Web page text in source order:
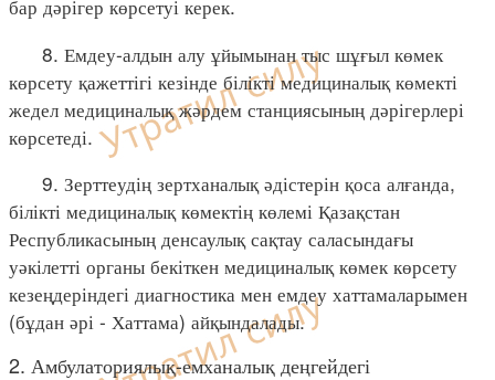
бар дәрігер көрсетуі керек.
8. Емдеу-алдын алу ұйымынан тыс шұғыл көмек
көрсету қажеттігі кезінде білікті медициналық көмекті
жедел медициналық жәрдем станциясының дәрігерлері
көрсетеді.
9. Зерттеудің зертханалық әдістерін қоса алғанда,
білікті медициналық көмектің көлемі Қазақстан
Республикасының денсаулық сақтау саласындағы
уәкілетті органы бекіткен медициналық көмек көрсету
кезеңдеріндегі диагностика мен емдеу хаттамаларымен
(бұдан әрі - Хаттама) айқындалады.
2. Амбулаториялық-емханалық деңгейдегі